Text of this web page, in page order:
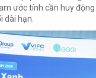
ước tính cần huy
dài hạn.